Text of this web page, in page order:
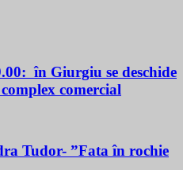
în Giurgiu se deschide
comercial
Tudor- ”Fata în rochie